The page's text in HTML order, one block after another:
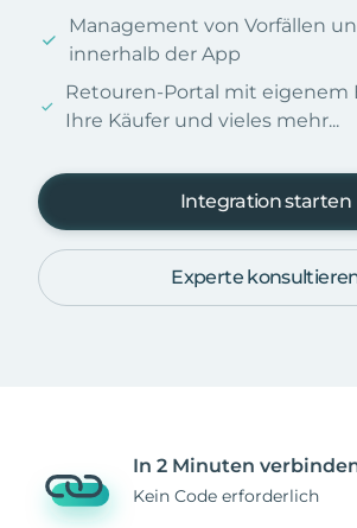
Management von Vorfällen
innerhalb der App
Retouren-Portal mit eigenem
Ihre Käufer und vieles mehr...
Integration starten
Experte
In 2 Minuten
Kein Code erforderlich